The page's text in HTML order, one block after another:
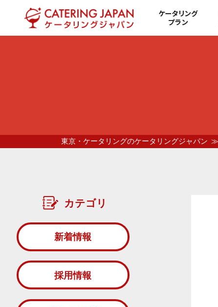
ケータリング
プラン
東京・ケータリングのケータリングジャパン
カテゴリ
新着情報
採用情報